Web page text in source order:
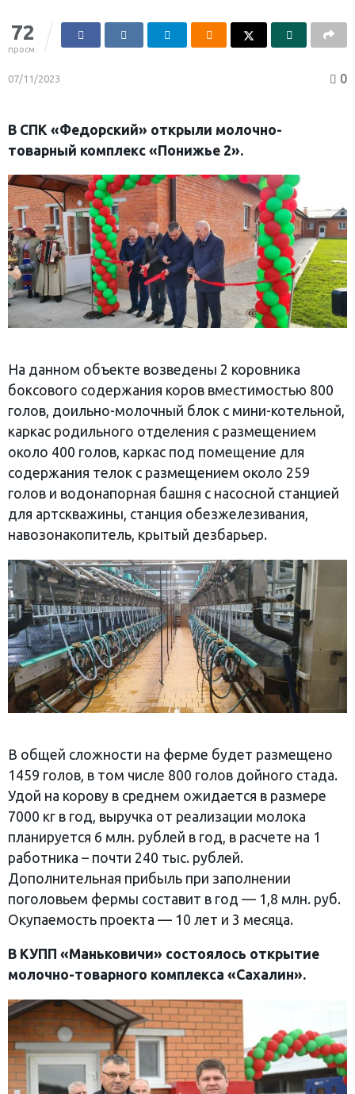
72
просм.
07/11/2023 0
В СПК «Федорский» открыли молочно-
товарный комплекс «Понижье 2».
На данном объекте возведены 2 коровника
боксового содержания коров вместимостью 800
голов, доильно-молочный блок с мини-котельной,
каркас родильного отделения с размещением
около 400 голов, каркас под помещение для
содержания телок с размещением около 259
голов и водонапорная башня с насосной станцией
для артскважины, станция обезжелезивания,
навозонакопитель, крытый дезбарьер.
В общей сложности на ферме будет размещено
1459 голов, в том числе 800 голов дойного стада.
Удой на корову в среднем ожидается в размере
7000 кг в год, выручка от реализации молока
планируется 6 млн. рублей в год, в расчете на 1
работника – почти 240 тыс. рублей.
Дополнительная прибыль при заполнении
поголовьем фермы составит в год — 1,8 млн. руб.
Окупаемость проекта — 10 лет и 3 месяца.
В КУПП «Маньковичи» состоялось открытие
молочно-товарного комплекса «Сахалин».